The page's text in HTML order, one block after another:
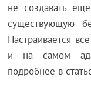
не создавать
существующую
Настраивается
и на самом
подробнее в